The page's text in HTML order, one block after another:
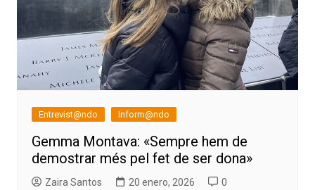
Entrevist@ndo Inform@ndo
Gemma Montava: «Sempre hem de
demostrar més pel fet de ser dona»
Zaira Santos 20 enero, 2026 0